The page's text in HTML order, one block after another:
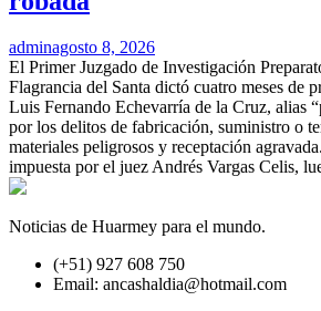
adminagosto 8, 2026
El Primer Juzgado de Investigación
Flagrancia del Santa dictó cuatro meses de
Luis Fernando Echevarría de la Cruz, alias
por los delitos de fabricación, suministro o
materiales peligrosos y receptación
impuesta por el juez Andrés Vargas Celis,
Noticias de Huarmey para el mundo.
(+51) 927 608 750
Email: ancashaldia@hotmail.com